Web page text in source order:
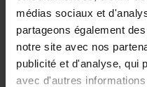
médias sociaux et
partageons également
notre site avec nos
publicité et d'analyse, qui
avec d'autres
✦Livraison:livraison
✦Montage:livrée
à partir de 1.500 € de
armoires basses Viga de